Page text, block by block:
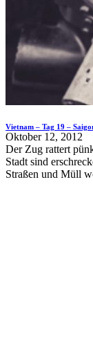
Vietnam – Tag 19 –
Oktober 12, 2012
Der Zug rattert
Stadt sind
Straßen und Müll